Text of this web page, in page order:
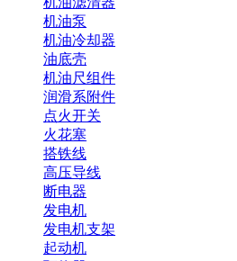
机油泵
机油冷却器
油底壳
机油尺组件
润滑系附件
点火开关
火花塞
搭铁线
高压导线
断电器
发电机
发电机支架
起动机